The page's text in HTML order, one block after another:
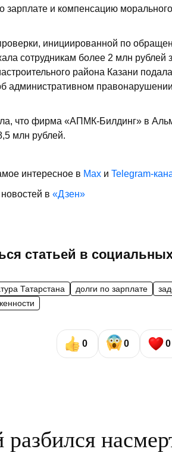
зарплате и компенсацию
инициированной по
сотрудникам более 2 млн рублей
района Казани
административном
что фирма «АПМК-Билдинг» в
млн рублей.
интересное в Max и Telegram-
в «Дзен»
статьей в
Татарстана долги по зарплате
0 0 0
разбился